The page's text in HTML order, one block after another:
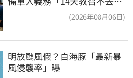
(2026年08月06日)
明放颱風假？白海豚「最新暴
風侵襲率」曝